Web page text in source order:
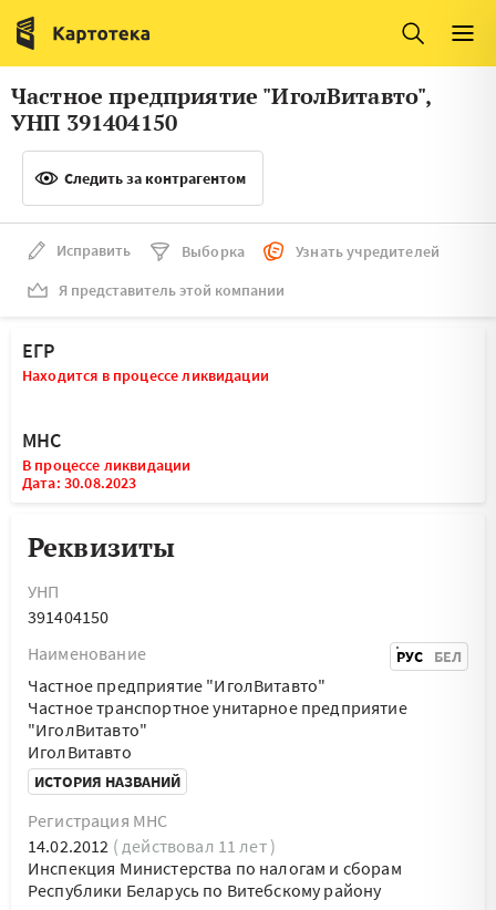
Италия
Люксембург
Литва
Латвия
Словения
Франция
Финляндия
Швеция
Мальта
Частное предприятие "ИголВитавто",
УНП 391404150
Следить за контрагентом
Исправить Выборка
Узнать учредителей
Я представитель этой компании
ЕГР
Находится в процессе ликвидации
МНС
В процессе ликвидации
Дата: 30.08.2023
Реквизиты
УНП
391404150
Наименование
РУС БЕЛ
Частное предприятие "ИголВитавто"
Частное транспортное унитарное предприятие
"ИголВитавто"
ИголВитавто
ИСТОРИЯ НАЗВАНИЙ
Регистрация МНС
14.02.2012 ( действовал 11 лет )
Инспекция Министерства по налогам и сборам
Республики Беларусь по Витебскому району